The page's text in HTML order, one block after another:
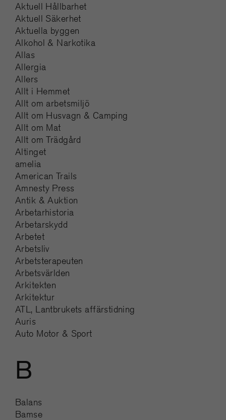
Aktuell Hållbarhet
Aktuell Säkerhet
Aktuella byggen
Alkohol & Narkotika
Allas
Allergia
Allers
Allt i Hemmet
Allt om arbetsmiljö
Allt om Husvagn & Camping
Allt om Mat
Allt om Trädgård
Altinget
amelia
American Trails
Amnesty Press
Antik & Auktion
Arbetarhistoria
Arbetarskydd
Arbetet
Arbetsliv
Arbetsterapeuten
Arbetsvärlden
Arkitekten
Arkitektur
ATL, Lantbrukets affärstidning
Auris
Auto Motor & Sport
B
Balans
Bamse